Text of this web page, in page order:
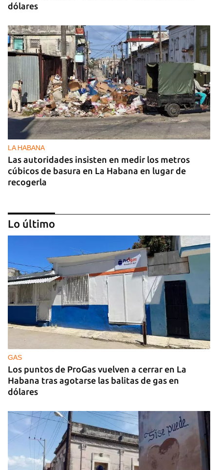
dólares
LA HABANA
Las autoridades insisten en medir los metros
cúbicos de basura en La Habana en lugar de
recogerla
25N
Pese al subregistro de los datos oficiales, Cuba
tiene una alta incidencia de feminicidios
Lo último
GAS
Los puntos de ProGas vuelven a cerrar en La
Habana tras agotarse las balitas de gas en
dólares